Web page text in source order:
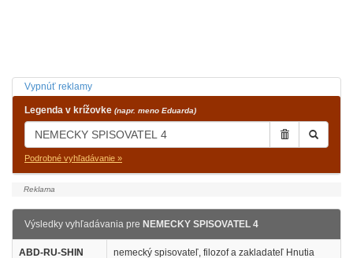
Vypnúť reklamy
Legenda v krížovke (napr. meno Eduarda)
Podrobné vyhľadávanie »
Výsledky vyhľadávania pre NEMECKY SPISOVATEL 4
ABD-RU-SHIN
nemecký spisovateľ, filozof a zakladateľ Hnutia